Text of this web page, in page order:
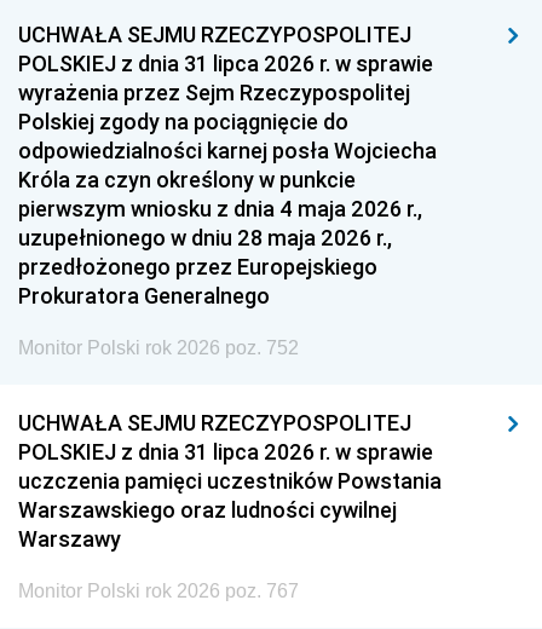
UCHWAŁA SEJMU RZECZYPOSPOLITEJ
POLSKIEJ z dnia 31 lipca 2026 r. w sprawie
wyrażenia przez Sejm Rzeczypospolitej
Polskiej zgody na pociągnięcie do
odpowiedzialności karnej posła Wojciecha
Króla za czyn określony w punkcie
pierwszym wniosku z dnia 4 maja 2026 r.,
uzupełnionego w dniu 28 maja 2026 r.,
przedłożonego przez Europejskiego
Prokuratora Generalnego
Monitor Polski rok 2026 poz. 752
UCHWAŁA SEJMU RZECZYPOSPOLITEJ
POLSKIEJ z dnia 31 lipca 2026 r. w sprawie
uczczenia pamięci uczestników Powstania
Warszawskiego oraz ludności cywilnej
Warszawy
Monitor Polski rok 2026 poz. 767